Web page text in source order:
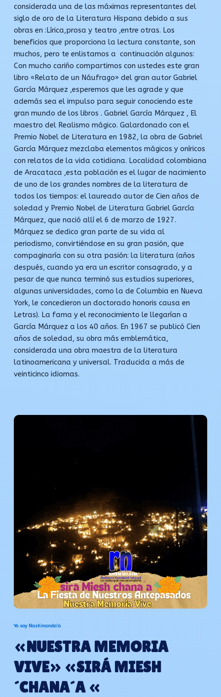
considerada una de las máximas representantes del
siglo de oro de la Literatura Hispana debido a sus
obras en :Lírica,prosa y teatro ,entre otras. Los
beneficios que proporciona la lectura constante, son
muchos, pero te enlistamos a continuación algunos:
Con mucho cariño compartimos con ustedes este gran
libro «Relato de un Náufrago» del gran autor Gabriel
García Márquez ,esperemos que les agrade y que
además sea el impulso para seguir conociendo este
gran mundo de los libros . Gabriel García Márquez , El
maestro del Realismo mágico. Galardonado con el
Premio Nobel de Literatura en 1982, la obra de Gabriel
García Márquez mezclaba elementos mágicos y oníricos
con relatos de la vida cotidiana. Localidad colombiana
de Aracataca ,esta población es el lugar de nacimiento
de uno de los grandes nombres de la literatura de
todos los tiempos: el laureado autor de Cien años de
soledad y Premio Nobel de Literatura Gabriel García
Márquez, que nació allí el 6 de marzo de 1927.
Márquez se dedico gran parte de su vida al
periodismo, convirtiéndose en su gran pasión, que
compaginaría con su otra pasión: la literatura (años
después, cuando ya era un escritor consagrado, y a
pesar de que nunca terminó sus estudios superiores,
algunas universidades, como la de Columbia en Nueva
York, le concedieron un doctorado honoris causa en
Letras). La fama y el reconocimiento le llegarían a
García Márquez a los 40 años. En 1967 se publicó Cien
años de soledad, su obra más emblemática,
considerada una obra maestra de la literatura
latinoamericana y universal. Traducida a más de
veinticinco idiomas.
Yo soy Nashinanda’a
«NUESTRA MEMORIA
VIVE» «SIRÁ MIESH
´CHANA´A «